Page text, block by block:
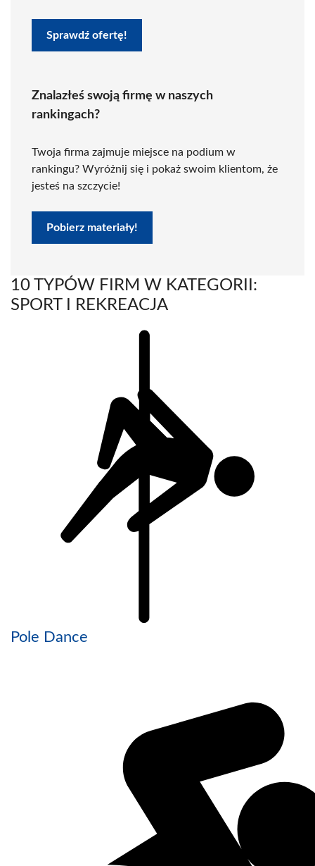
Sprawdź ofertę!
Znalazłeś swoją firmę w naszych
rankingach?
Twoja firma zajmuje miejsce na podium w
rankingu? Wyróżnij się i pokaż swoim klientom, że
jesteś na szczycie!
Pobierz materiały!
10 TYPÓW FIRM W KATEGORII:
SPORT I REKREACJA
Pole Dance